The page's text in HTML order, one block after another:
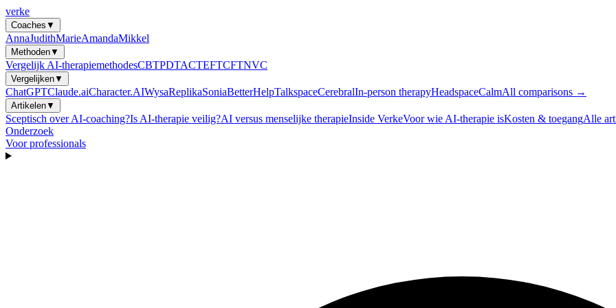
verke
Coaches ▼
AnnaJudithMarieAmandaMikkel
Methoden▼
Vergelijk AI-therapiemethodesCBTPDTACTEFTCFTNVC
Vergelijken▼
ChatGPTClaude.aiCharacter.AIWysaReplikaSoniaBetterHelpTalkspaceCerebralIn-person therapyHeadspaceCalmAll comparisons →
Artikelen▼
Sceptisch over AI-coaching?Is AI-therapie veilig?AI versus menselijke therapieInside VerkeVoor wie AI-therapie isKosten & toegangAlle
Onderzoek
Voor professionals